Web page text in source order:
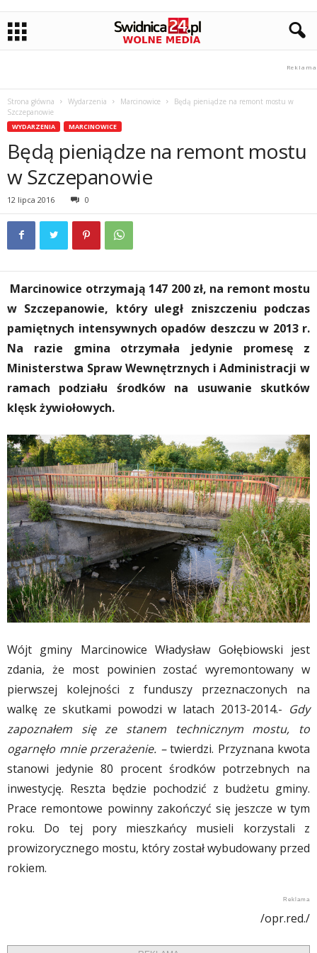
Strona główna Wydarzenia Marcinowice
Będą pieniądze na remont mostu w
Szczepanowie
WYDARZENIA MARCINOWICE
Będą pieniądze na remont mostu
w Szczepanowie
12 lipca 2016 0
Marcinowice otrzymają 147 200 zł, na remont mostu
w Szczepanowie, który uległ zniszczeniu podczas
pamiętnych intensywnych opadów deszczu w 2013 r.
Na razie gmina otrzymała jedynie promesę z
Ministerstwa Spraw Wewnętrznych i Administracji w
ramach podziału środków na usuwanie skutków
klęsk żywiołowych.
Wójt gminy Marcinowice Władysław Gołębiowski jest
zdania, że most powinien zostać wyremontowany w
pierwszej kolejności z funduszy przeznaczonych na
walkę ze skutkami powodzi w latach 2013-2014.- Gdy
zapoznałem się ze stanem technicznym mostu, to
ogarnęło mnie przerażenie. –twierdzi. Przyznana kwota
stanowi jedynie 80 procent środków potrzebnych na
inwestycję. Reszta będzie pochodzić z budżetu gminy.
Prace remontowe powinny zakończyć się jeszcze w tym
roku. Do tej pory mieszkańcy musieli korzystali z
prowizorycznego mostu, który został wybudowany przed
rokiem.
/opr.red./